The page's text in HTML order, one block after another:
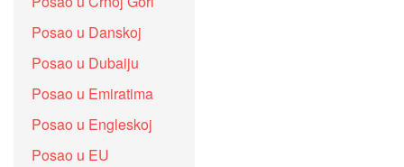
Posao u Danskoj
Posao u Dubaiju
Posao u Emiratima
Posao u Engleskoj
Posao u EU